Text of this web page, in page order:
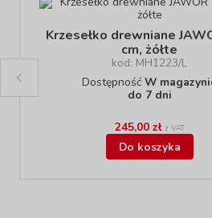
Krzesełko drewniane
cm, żółte
kod: MH1223/L
DostępnośćW
do 7 dni
245,00 zł z VAT
Do koszyka